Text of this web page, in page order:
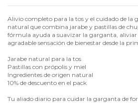
Alivio completo para la tos y el cuidado de la
natural que combina jarabe y pastillas de
fórmula ayuda a suavizar la garganta,
agradable sensación de bienestar desde la
Jarabe natural para la tos
Pastillas con própolis y miel
Ingredientes de origen natural
10% de descuento en el pack
Tu aliado diario para cuidar la garganta de